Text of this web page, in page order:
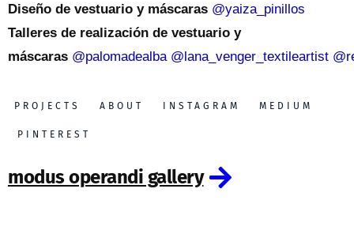
Diseño de vestuario y máscaras @yaiza_pinillos
Talleres de realización de vestuario y
máscaras @palomadealba @lana_venger_textileartist
PROJECTS ABOUT INSTAGRAM MEDIUM
PINTEREST
modus operandi gallery